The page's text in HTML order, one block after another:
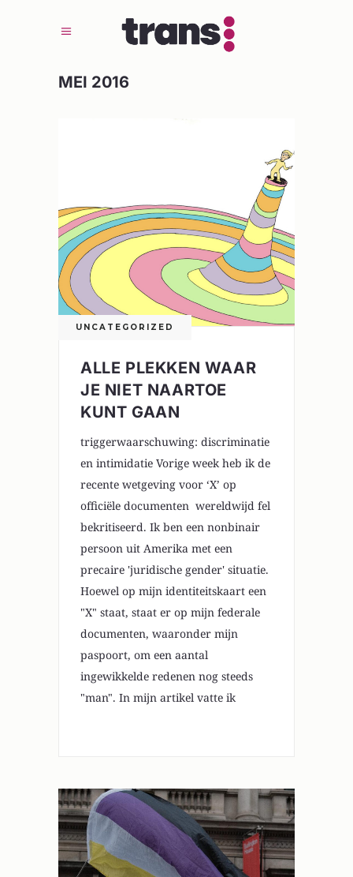
MEI 2016
UNCATEGORIZED
ALLE PLEKKEN WAAR
JE NIET NAARTOE
KUNT GAAN
triggerwaarschuwing: discriminatie
en intimidatie Vorige week heb ik de
recente wetgeving voor ‘X’ op
officiële documenten wereldwijd fel
bekritiseerd. Ik ben een nonbinair
persoon uit Amerika met een
precaire 'juridische gender' situatie.
Hoewel op mijn identiteitskaart een
"X" staat, staat er op mijn federale
documenten, waaronder mijn
paspoort, om een aantal
ingewikkelde redenen nog steeds
"man". In mijn artikel vatte ik